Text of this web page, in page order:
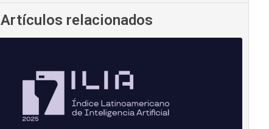
Artículos relacionados